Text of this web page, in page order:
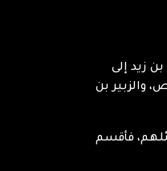
زيد إلى
والزبير بن
فأقسم